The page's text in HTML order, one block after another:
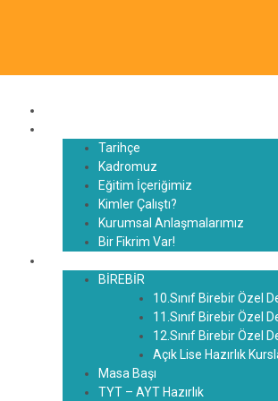
Tarihçe
Kadromuz
Eğitim İçeriğimiz
Kimler Çalıştı?
Kurumsal Anlaşmalarımız
Bir Fikrim Var!
BİREBİR
10.Sınıf Birebir Özel
11.Sınıf Birebir Özel
12.Sınıf Birebir Özel
Açık Lise Hazırlık
Masa Başı
TYT – AYT Hazırlık